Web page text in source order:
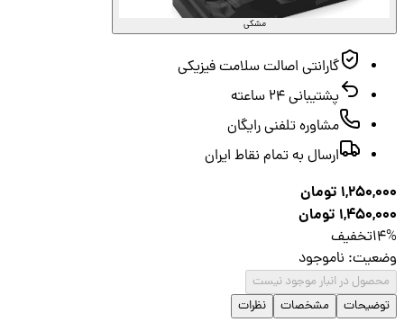
مشکی
گارانتی اصالت سلامت فیزیکی
پشتیبانی ۲۴ ساعته
مشاوره تلفنی رایگان
ارسال به تمام نقاط ایران
تومان
تومان
تخفیف
:ناموجود
در انبار موجود نیست
مشخصات نظرات